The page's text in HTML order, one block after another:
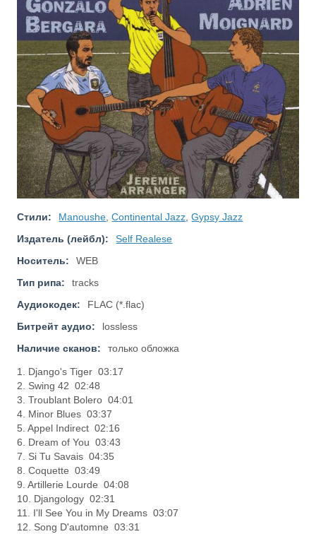
Стили: Manoushe ,Continental Jazz ,Gypsy Jazz
Издатель (лейбл):
Self Realese
Носитель:
WEB
Тип рипа:
tracks
Аудиокодек:
FLAC (*.flac)
Битрейт аудио:
lossless
Наличие сканов:
только обложка
1. Django's Tiger 03:17
2. Swing 42 02:48
3. Troublant Bolero 04:01
4. Minor Blues 03:37
5. Appel Indirect 02:16
6. Dream of You 03:43
7. Si Tu Savais 04:35
8. Coquette 03:49
9. Artillerie Lourde 04:08
10. Djangology 02:31
11. I'll See You in My Dreams 03:07
12. Song D'automne 03:31